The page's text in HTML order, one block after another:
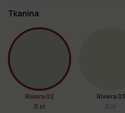
Tkanina
Riviera 02
0 zł
Riviera 03
0 zł